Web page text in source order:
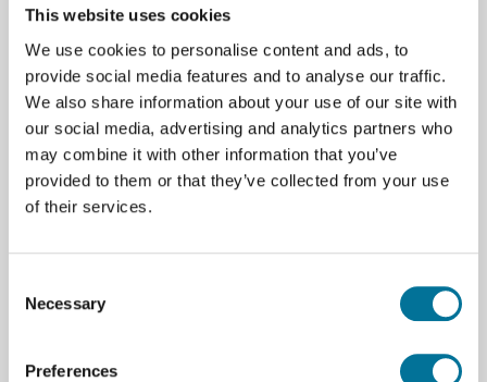
This website uses cookies
We use cookies to personalise content and ads, to
provide social media features and to analyse our traffic.
We also share information about your use of our site with
our social media, advertising and analytics partners who
may combine it with other information that you’ve
provided to them or that they’ve collected from your use
of their services.
Selection
Necessary
Preferences
veel minder afval en print je goedkoper.
Levering omvat:
Filament zonder spoel (navulverpakking)
Te gebruiken in combinatie met de Bambu Lab spoel.
Merk